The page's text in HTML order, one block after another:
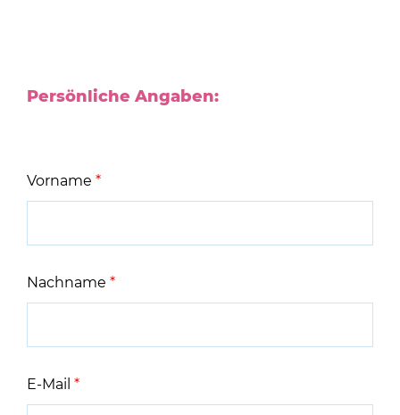
Persönliche Angaben:
Vorname *
Nachname *
E-Mail *